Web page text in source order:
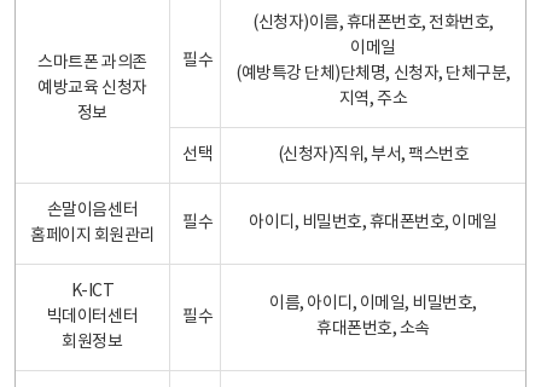
스마트폰 과의존
예방교육 신청자
정보
필수
(신청자)이름, 휴대폰번호, 전화번호,
이메일
(예방특강 단체)단체명, 신청자, 단체구분,
지역, 주소
선택 (신청자)직위, 부서, 팩스번호
손말이음센터
홈페이지 회원관리
필수 아이디, 비밀번호, 휴대폰번호, 이메일
K-ICT
빅데이터센터
회원정보
필수
이름, 아이디, 이메일, 비밀번호,
휴대폰번호, 소속